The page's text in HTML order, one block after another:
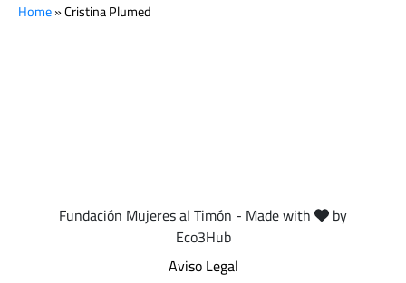
Home»Cristina Plumed
Aviso Legal
Fundación Mujeres al Timón - Made with
by
Eco3Hub